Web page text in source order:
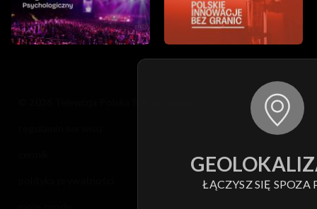
ŁĄCZYSZ SIĘ SPOZA